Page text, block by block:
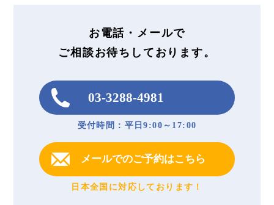
お電話・メールで
ご相談お待ちしております。
03-3288-4981
受付時間：平日9:00～17:00
メールでのご予約はこちら
日本全国に対応しております！